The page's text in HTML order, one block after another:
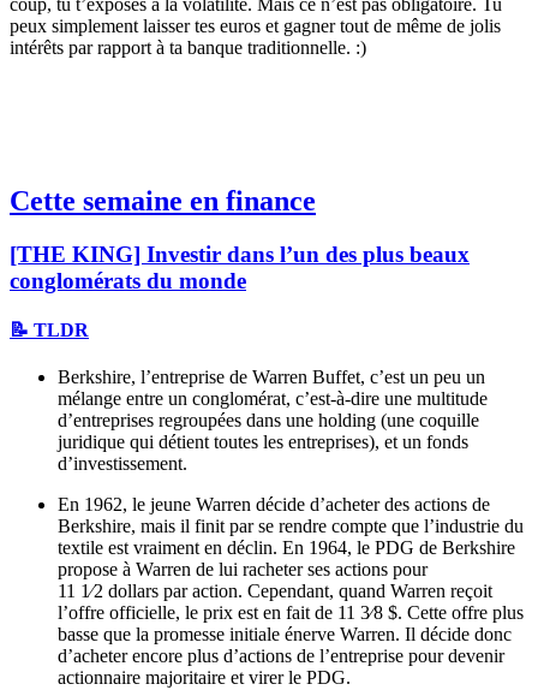
peux simplement laisser tes euros et gagner tout de même de jolis
intérêts par rapport à ta banque traditionnelle. :)
Cette semaine en finance
[THE KING] Investir dans l’un des plus beaux
conglomérats du monde
📝 TLDR
Berkshire, l’entreprise de Warren Buffet, c’est un peu un
mélange entre un conglomérat, c’est-à-dire une multitude
d’entreprises regroupées dans une holding (une coquille
juridique qui détient toutes les entreprises), et un fonds
d’investissement.
En 1962, le jeune Warren décide d’acheter des actions de
Berkshire, mais il finit par se rendre compte que l’industrie du
textile est vraiment en déclin. En 1964, le PDG de Berkshire
propose à Warren de lui racheter ses actions pour
11 1⁄2 dollars par action. Cependant, quand Warren reçoit
l’offre officielle, le prix est en fait de 11 3⁄8 $. Cette offre plus
basse que la promesse initiale énerve Warren. Il décide donc
d’acheter encore plus d’actions de l’entreprise pour devenir
actionnaire majoritaire et virer le PDG.